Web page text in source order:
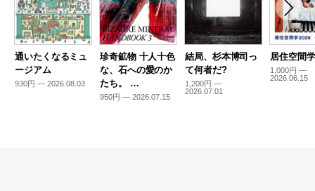
通いたくなるミュ
ージアム
930円 — 2026.08.03
珍奇鉱物 十人十色
な、石への愛のか
たち。 …
950円 — 2026.07.15
結局、杉本博司っ
て何者だ?
1,200円 —
2026.07.01
居住空間
1,000円 —
2026.06.15